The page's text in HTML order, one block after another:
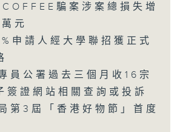
騙案涉案總損失增
元
申請人經大學聯招獲正式
公署過去三個月收16宗
簽證網站相關查詢或投訴
第3屆「香港好物節」首度